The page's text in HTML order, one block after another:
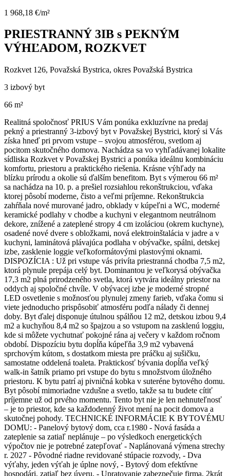
1 968,18 €/m²
PRIESTRANNÝ 3IB s PEKNÝM
VÝHĽADOM, ROZKVET
Rozkvet 126, Považská Bystrica, okres Považská Bystrica
3 izbový byt
66 m²
Realitná spoločnosť PRIUS Vám ponúka exkluzívne na predaj
pekný a priestranný 3-izbový byt v Považskej Bystrici, ktorý si Vás
získa hneď pri prvom vstupe – svojou atmosférou, svetlom aj
pocitom skutočného domova. Nachádza sa vo vyhľadávanej lokalite
sídliska Rozkvet v Považskej Bystrici a ponúka ideálnu kombináciu
komfortu, priestoru a praktického riešenia. Krásne výhľady na
blízku prírodu a okolie sú ďalším benefitom. Byt s výmerou 66 m²
sa nachádza na 10. p. a prešiel rozsiahlou rekonštrukciou, vďaka
ktorej pôsobí moderne, čisto a veľmi príjemne. Rekonštrukcia
zahŕňala nové murované jadro, obklady v kúpeľni a WC, moderné
keramické podlahy v chodbe a kuchyni v elegantnom neutrálnom
dekore, znížené a zateplené stropy 4 cm izoláciou (okrem kuchyne),
osadené nové dvere s obložkami, nová elektroinštalácia v jadre a v
kuchyni, laminátová plávajúca podlaha v obývačke, spálni, detskej
izbe, zasklenie loggie veľkoformátovými plastovými oknami.
DISPOZÍCIA : Už pri vstupe vás privíta priestranná chodba 7,5 m2,
ktorá plynule prepája celý byt. Dominantou je veľkorysá obývačka
17,3 m2 plná prirodzeného svetla, ktorá vytvára ideálny priestor na
oddych aj spoločné chvíle. V obývacej izbe je moderné stropné
LED osvetlenie s možnosťou plynulej zmeny farieb, vďaka čomu si
viete jednoducho prispôsobiť atmosféru podľa nálady či dennej
doby. Byt ďalej disponuje útulnou spálňou 12 m2, detskou izbou 9,4
m2 a kuchyňou 8,4 m2 so špajzou a so vstupom na zasklenú loggiu,
kde si môžete vychutnať pokojné rána aj večery v každom ročnom
období. Dispozíciu bytu dopĺňa kúpeľňa 3,9 m2 vybavená
sprchovým kútom, s dostatkom miesta pre práčku aj sušičku,
samostatne oddelená toaleta. Praktickosť bývania dopĺňa veľký
walk-in šatník priamo pri vstupe do bytu s množstvom úložného
priestoru. K bytu patrí aj pivničná kobka v suteréne bytového domu.
Byt pôsobí mimoriadne vzdušne a svetlo, takže sa tu budete cítiť
príjemne už od prvého momentu. Tento byt nie je len nehnuteľnosť
– je to priestor, kde sa každodenný život mení na pocit domova a
skutočnej pohody. TECHNICKÉ INFORMÁCIE K BYTOVÉMU
DOMU: - Panelový bytový dom, cca r.1980 - Nová fasáda a
zateplenie sa zatiaľ neplánuje – po výsledkoch energetických
výpočtov nie je potrebné zatepľovať - Naplánovaná výmena strechy
r. 2027 - Pôvodné riadne revidované stúpacie rozvody, - Dva
výťahy, jeden výťah je úplne nový, - Bytový dom efektívne
hospodári, zatiaľ bez úveru. - Upratovanie zabezpečuje firma, 2krát